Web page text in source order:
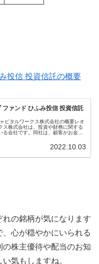
投信 投資信託の概要
ファンド ひふみ投信 投資信託
ピタルワークス株式会社の概要レオ
ス株式会社は、投資や財務に関する
る会社です。同社は、顧客がお金を
2022.10.03
の銘柄が気になります
心が穏やかにいられる
株主優待や配当のお知
気もしますね。